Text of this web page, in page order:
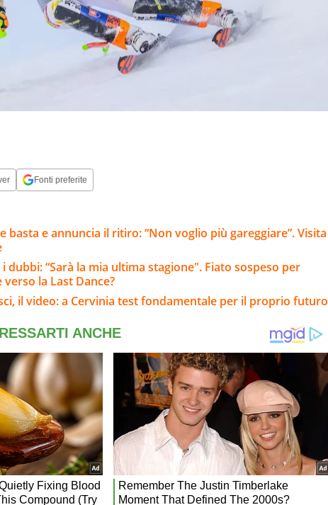
Fonti preferite
basta e annuncia il ritiro: “Non voglio più gareggiare”. Visita
dubbi: “Sarà la mia ultima stagione". Fiato sospeso per
la Last Dance?
il video: a Cervinia test fondamentale per il proprio futuro